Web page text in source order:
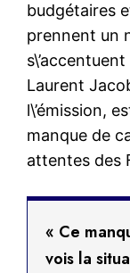
budgétaires
prennent un
Laurent
l\’émission,
manque de
attentes des
« Ce
vois la